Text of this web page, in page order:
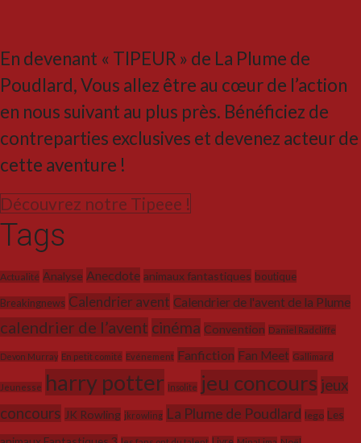
En devenant « TIPEUR » de La Plume de
Poudlard, Vous allez être au cœur de l’action
en nous suivant au plus près. Bénéficiez de
contreparties exclusives et devenez acteur de
cette aventure !
Découvrez notre Tipeee !
Tags
Actualité Analyse Anecdote animaux fantastiques boutique
Breakingnews Calendrier avent Calendrier de l'avent de la Plume
calendrier de l’avent cinéma Convention Daniel Radcliffe
Devon Murray En petit comité Evénement Fanfiction Fan Meet Gallimard
Jeunesse harry potter Insolite jeu concours jeux
concours JK Rowling jkrowling La Plume de Poudlard lego Les